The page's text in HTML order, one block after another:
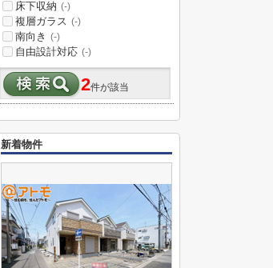
床下収納 (-)
複層ガラス (-)
南向き (-)
自由設計対応 (-)
2件が該当
新着物件